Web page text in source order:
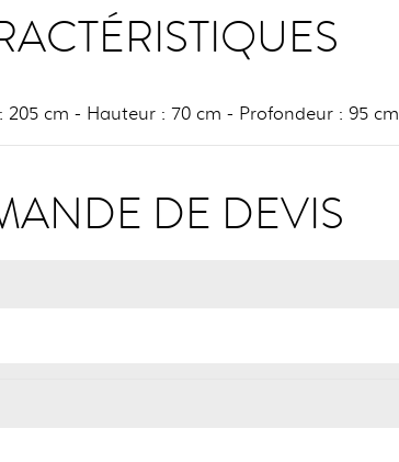
205 cm - Hauteur : 70 cm - Profondeur : 95 cm
DE DEVIS